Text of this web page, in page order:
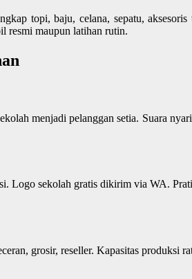
topi, baju, celana, sepatu,
resmi maupun latihan rutin.
menjadi pelanggan setia. Suara
Logo sekolah gratis dikirim via WA.
grosir, reseller. Kapasitas produksi